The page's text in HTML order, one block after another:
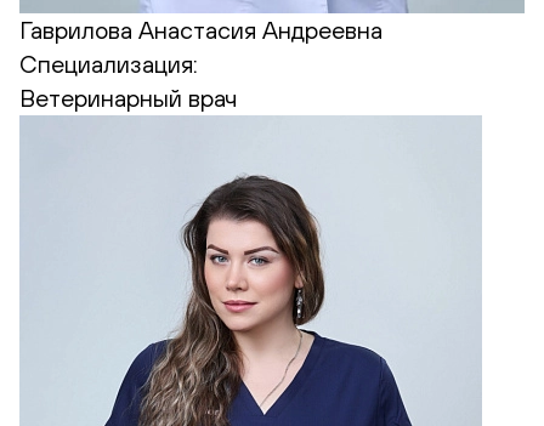
Гаврилова Анастасия Андреевна
Специализация:
Ветеринарный врач